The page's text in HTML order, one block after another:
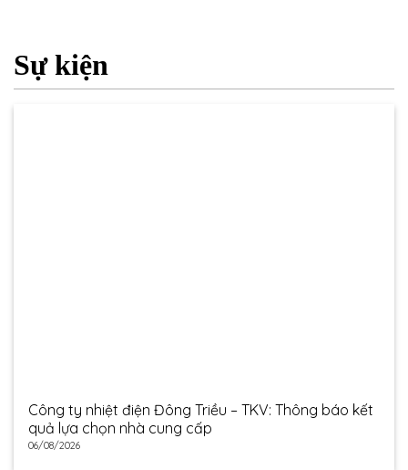
Sự kiện
Công ty nhiệt điện Đông Triều – TKV: Thông báo kết
quả lựa chọn nhà cung cấp
06/08/2026